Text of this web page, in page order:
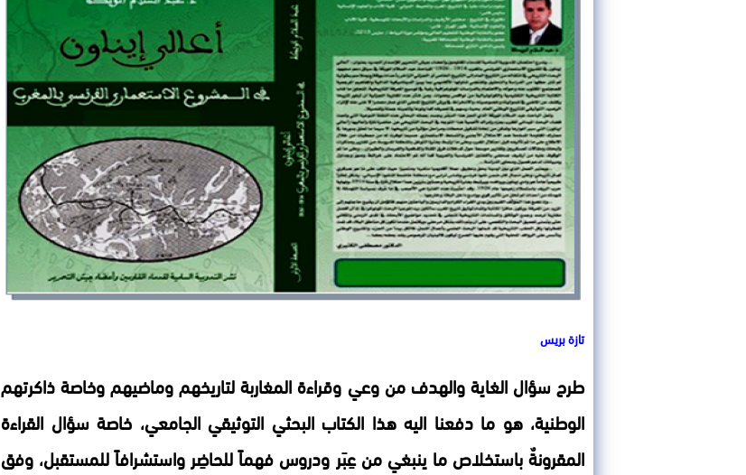
تازة بريس
طرح سؤال الغاية والهدف من وعي وقراءة المغاربة لتاريخهم وماضيهم وخاصة ذاكرتهم
الوطنية، هو ما دفعنا اليه هذا الكتاب البحثي التوثيقي الجامعي، خاصة سؤال القراءة
المقرونةٌ باستخلاص ما ينبغي من عِبَر ودروس فهماً للحاضِر واستشرافاً للمستقبل، وفق